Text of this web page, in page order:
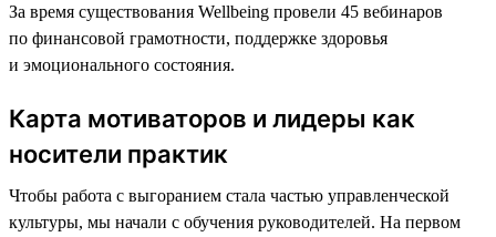
За время существования Wellbeing провели 45 вебинаров
по финансовой грамотности, поддержке здоровья
и эмоционального состояния.
Карта мотиваторов и лидеры как
носители практик
Чтобы работа с выгоранием стала частью управленческой
культуры, мы начали с обучения руководителей. На первом